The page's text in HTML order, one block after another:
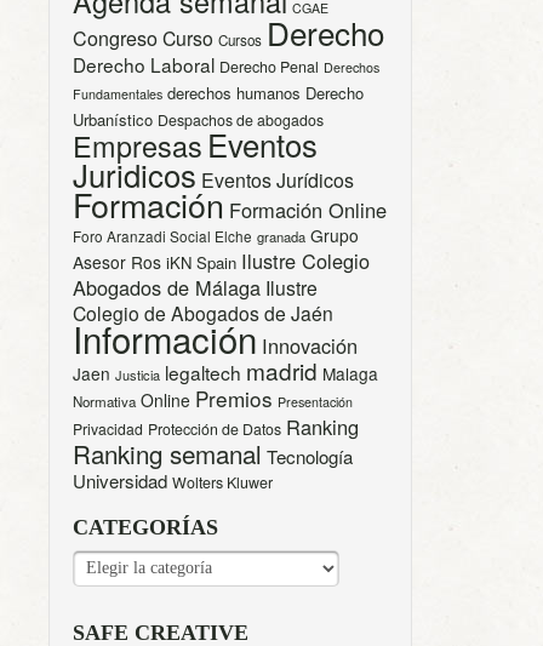
CGAE
CongresoCurso Cursos Derecho
Derecho Laboral Derecho Penal Derechos
Fundamentales derechos humanos Derecho
Urbanístico Despachos de abogados
Empresas Eventos
Juridicos Eventos Jurídicos
Formación Formación Online
Foro Aranzadi Social Elche granada Grupo
Asesor Ros iKN Spain Ilustre Colegio
Abogados de Málaga Ilustre
Colegio de Abogados de Jaén
Información Innovación
Jaen Justicia legaltech madrid Malaga
Normativa Online Premios Presentación
Privacidad Protección de Datos Ranking
Ranking semanal Tecnología
Universidad Wolters Kluwer
CATEGORÍAS
CATEGORÍAS
SAFE CREATIVE